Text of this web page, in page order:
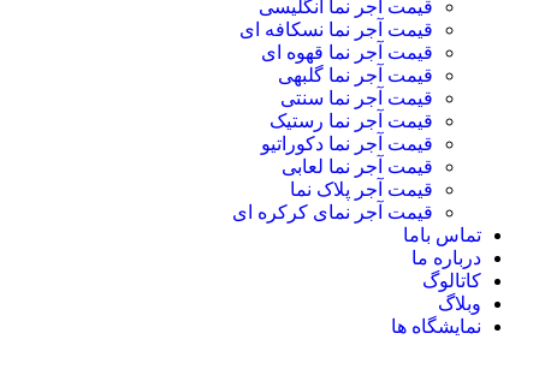
قیمت آجر نما انگلیسی
قیمت آجر نما نسکافه ای
قیمت آجر نما قهوه ای
قیمت آجر نما گلبهی
قیمت آجر نما سنتی
قیمت آجر نما رستیک
قیمت آجر نما دکوراتیو
قیمت آجر نما لعابی
قیمت آجر پلاک نما
قیمت آجر نمای کرکره ای
تماس باما
درباره ما
کاتالوگ
وبلاگ
نمایشگاه ها